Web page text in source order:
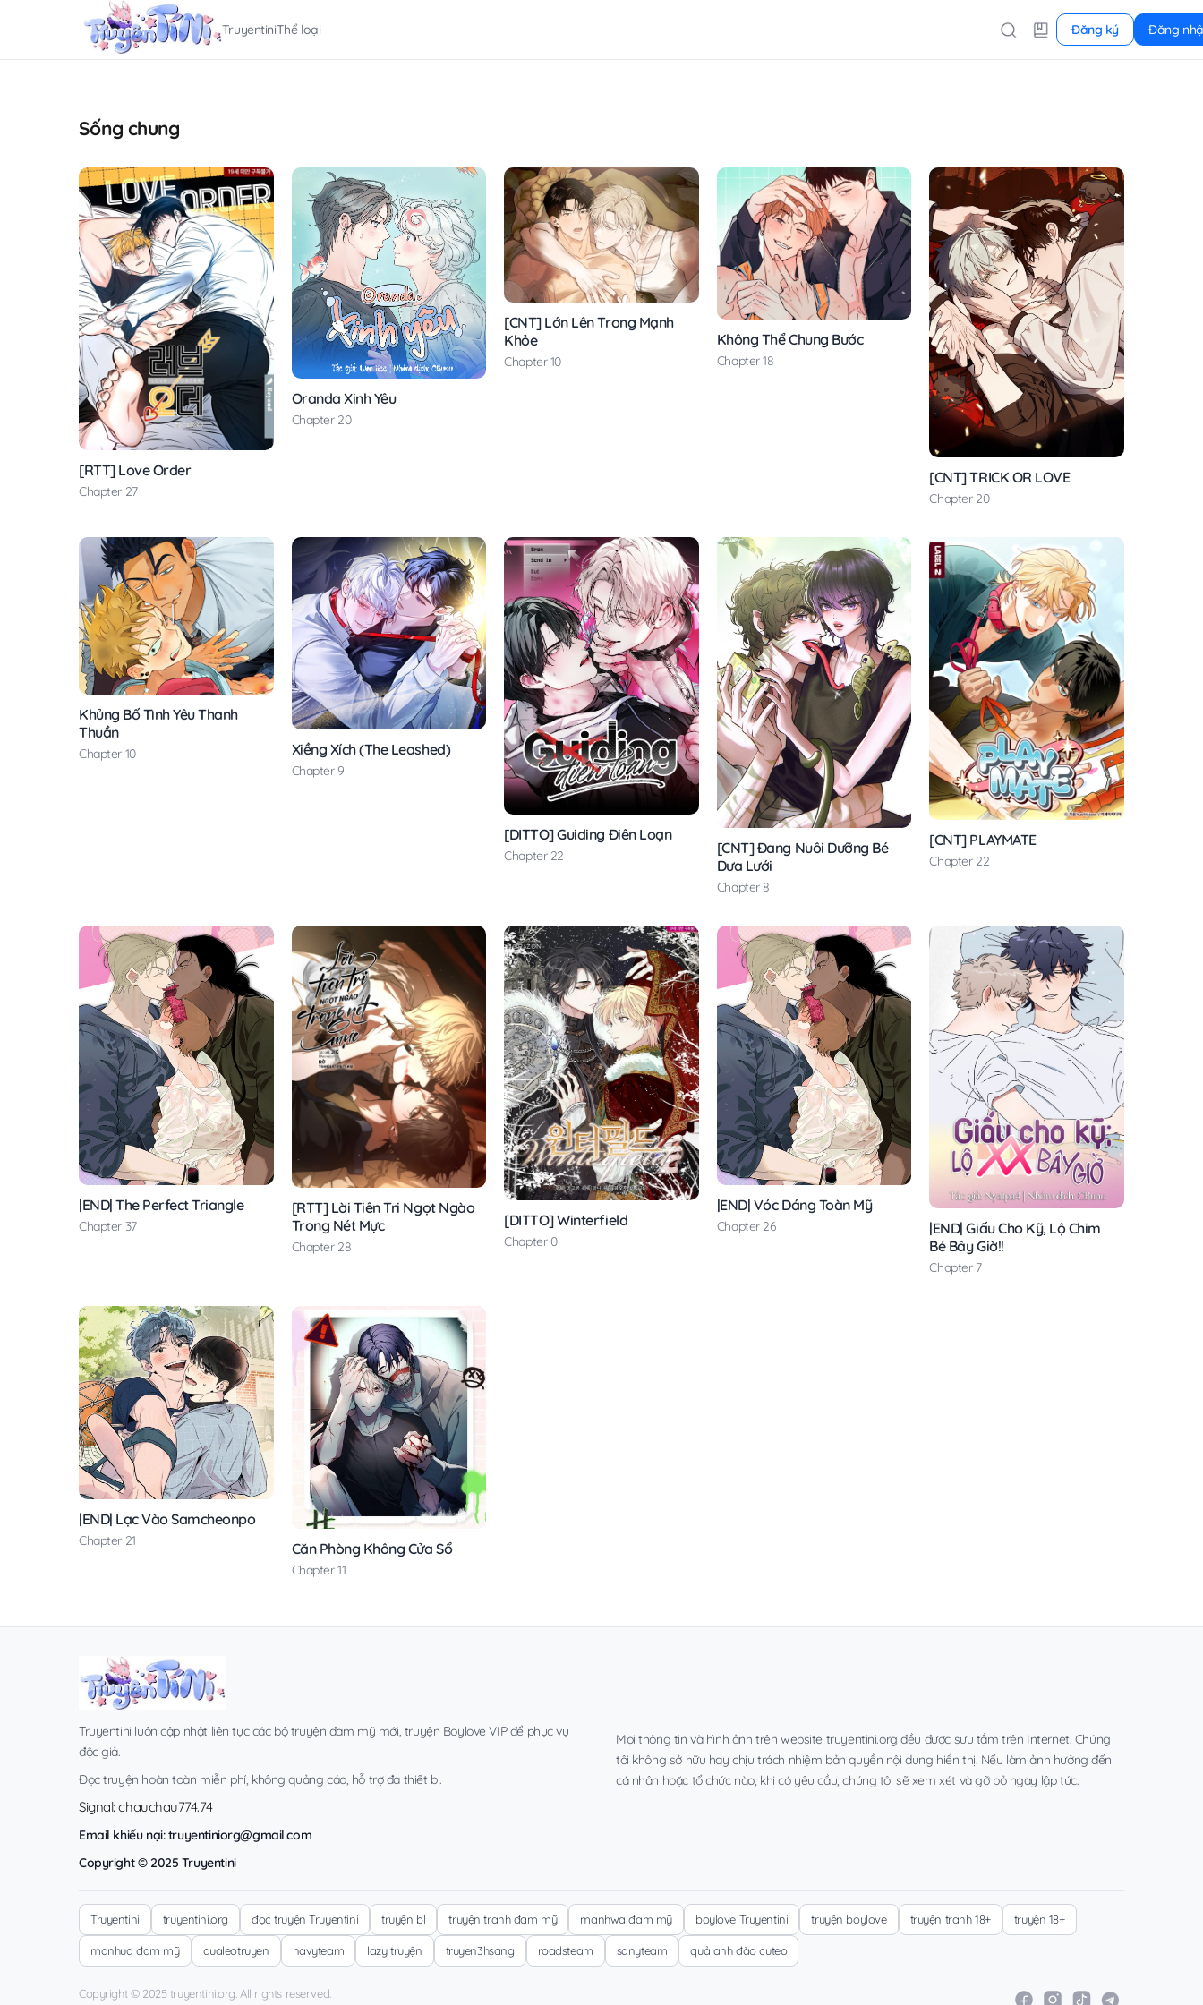
TruyentiniThể loại Đăng ký Đăng
Sống chung
[RTT] Love Order
Chapter 27
Oranda Xinh Yêu
Chapter 20
[CNT] Lớn Lên Trong Mạnh
Khỏe
Chapter 10
Không Thể Chung Bước
Chapter 18
[CNT] TRICK OR LOVE
Chapter 20
Khủng Bố Tình Yêu Thanh
Thuần
Chapter 10 Xiềng Xích (The Leashed)
Chapter 9
[DITTO] Guiding Điên Loạn
Chapter 22
[CNT] Đang Nuôi Dưỡng Bé
Dưa Lưới
Chapter 8
[CNT] PLAYMATE
Chapter 22
|END| The Perfect Triangle
Chapter 37
[RTT] Lời Tiên Tri Ngọt Ngào
Trong Nét Mực
Chapter 28
[DITTO] Winterfield
Chapter 0
|END| Vóc Dáng Toàn Mỹ
Chapter 26
|END| Giấu Cho Kỹ, Lộ Chim
Bé Bây Giờ!!
Chapter 7
|END| Lạc Vào Samcheonpo
Chapter 21 Căn Phòng Không Cửa Sổ
Chapter 11
Truyentini luôn cập nhật liên tục các bộ truyện đam mỹ mới, truyện Boylove VIP để phục vụ
độc giả.
Đọc truyện hoàn toàn miễn phí, không quảng cáo, hỗ trợ đa thiết bị.
Signal: chauchau774.74
Email khiếu nại:truyentiniorg@gmail.com
Copyright © 2025 Truyentini
Mọi thông tin và hình ảnh trên website truyentini.org đều được sưu tầm trên Internet. Chúng
tôi không sở hữu hay chịu trách nhiệm bản quyền nội dung hiển thị. Nếu làm ảnh hưởng đến
cá nhân hoặc tổ chức nào, khi có yêu cầu, chúng tôi sẽ xem xét và gỡ bỏ ngay lập tức.
Truyentini truyentini.org đọc truyện Truyentini truyện bl truyện tranh đam mỹ manhwa đam mỹ boylove Truyentini truyện boylove truyện tranh 18+ truyện 18+
manhua đam mỹ dualeotruyen navyteam lazy truyện truyen3hsang roadsteam sanyteam quả anh đào cuteo
Copyright © 2025 truyentini.org. All rights reserved.